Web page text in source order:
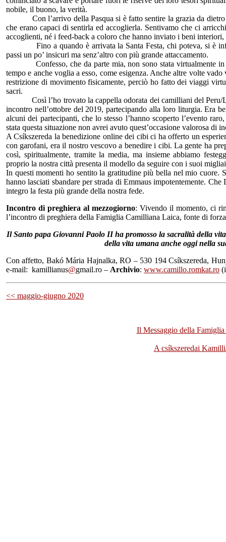
nobile, il buono, la verità.
Con l’arrivo della Pasqua si è fatto sentire la grazia da dietro
che erano capaci di sentirla ed accoglierla. Sentivamo che ci
accoglienti, né i feed-back a coloro che hanno inviato i beni
Fino a quando è arrivata la Santa Festa, chi poteva, si è
passi un po’ insicuri ma senz’altro con più grande attaccamento.
Confesso, che da parte mia, non sono stata virtualmente in
tempo e anche voglia a esso, come esigenza. Anche altre volte
restrizione di movimento fisicamente, perciò ho fatto dei viaggi
sacri.
Così l’ho trovato la cappella odorata dei camilliani del Peru/
incontro nell’ottobre del 2019, partecipando alla loro liturgia. Era
alcuni dei partecipanti, che lo stesso l’hanno scoperto l’evento
stata questa situazione non avrei avuto quest’occasione valorosa di
A Csíkszereda la benedizione online dei cibi ci ha offerto un
con garofani, era il nostro vescovo a benedire i cibi. La gente ha
così, spiritualmente, tramite la media, ma insieme abbiamo
proprio la nostra città presenta il modello da seguire con i suoi
In questi momenti ho sentito la gratitudine più bella nel mio cuore.
hanno lasciati sbandare per strada di Emmaus impotentemente.
integro la festa più grande della nostra fede.
Incontro di preghiera al mezzogiorno: Vivendo il momento, ci
l’incontro di preghiera della Famiglia Camilliana Laica, fonte di
Il Santo papa Giovanni Paolo II ha promosso la sacralità della
della vita umana anche oggi nella
Con affetto, Bakó Mária Hajnalka, RO – 530 194 Csíkszereda,
e-mail: kamillianus@gmail.ro – Archivio: www.camillo.romkat.ro
<< maggio-giugno 2020
Il Messaggio della
A csíkszeredai